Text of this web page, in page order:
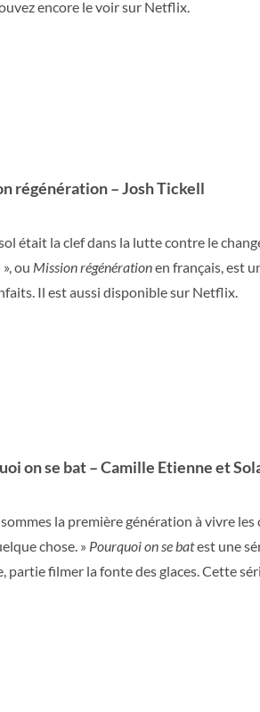
encore le voir sur Netflix.
régénération – Josh Tickell
était la clef dans la lutte contre le
ou Mission régénérationen français, est
Il est aussi disponible sur Netflix.
on se bat – Camille Etienne et
sommes la première génération à vivre
chose. » Pourquoi on se batest une
partie filmer la fonte des glaces. Cette